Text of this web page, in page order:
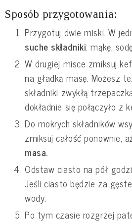
Sposób przygotowania:
Przygotuj dwie miski. W
suche składniki: mąkę,
W drugiej misce zmiksuj
na gładką masę. Możesz
składniki zwykłą
dokładnie się połączyło z
Do mokrych składników
zmiksuj całość ponownie,
masa.
Odstaw ciasto na pół
Jeśli ciasto będzie za
wody.
Po tym czasie rozgrzej